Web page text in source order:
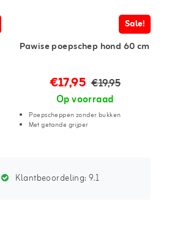
Sale!
Pawise poepschep hond 60 cm
€17,95 €19,95
Op voorraad
Poepscheppen zonder bukken
Met getande grijper
Klantbeoordeling:9.1